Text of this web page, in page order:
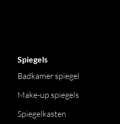
Spiegels
Badkamer spiegel
Make-up spiegels
Spiegelkasten